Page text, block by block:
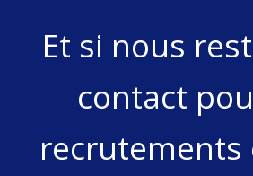
Et si nous
contact
recrutements